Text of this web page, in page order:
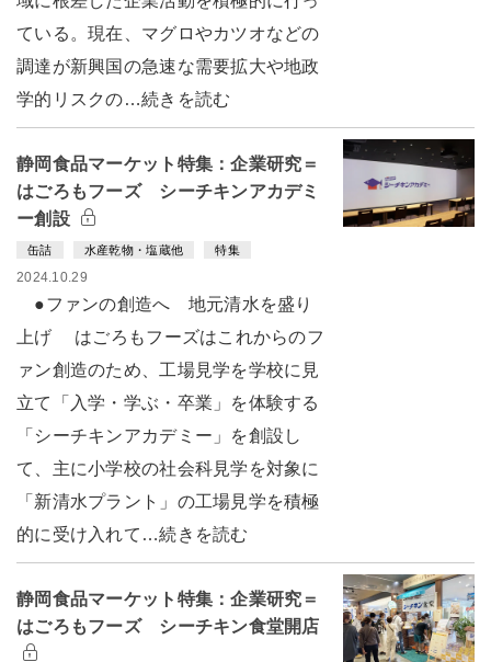
ている。現在、マグロやカツオなどの
調達が新興国の急速な需要拡大や地政
学的リスクの…続きを読む
静岡食品マーケット特集：企業研究＝
はごろもフーズ シーチキンアカデミ
ー創設
缶詰 水産乾物・塩蔵他 特集
2024.10.29
●ファンの創造へ 地元清水を盛り
上げ はごろもフーズはこれからのフ
ァン創造のため、工場見学を学校に見
立て「入学・学ぶ・卒業」を体験する
「シーチキンアカデミー」を創設し
て、主に小学校の社会科見学を対象に
「新清水プラント」の工場見学を積極
的に受け入れて…続きを読む
静岡食品マーケット特集：企業研究＝
はごろもフーズ シーチキン食堂開店